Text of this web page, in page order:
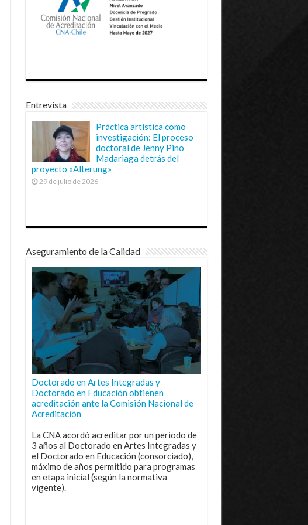
Entrevista
Práctica artística como
investigación: El proceso
doctoral de Jenny Pino
Madariaga detrás del
proyecto «Alterung»
29 de julio de 2026
Aseguramiento de la Calidad
Doctorado en Artes Integradas y
Doctorado en Educación obtienen
acreditación ante la Comisión Nacional de
Acreditación
La CNA acordó acreditar por un periodo de
3 años al Doctorado en Artes Integradas y
el Doctorado en Educación (consorciado),
máximo de años permitido para programas
en etapa inicial (según la normativa
vigente).